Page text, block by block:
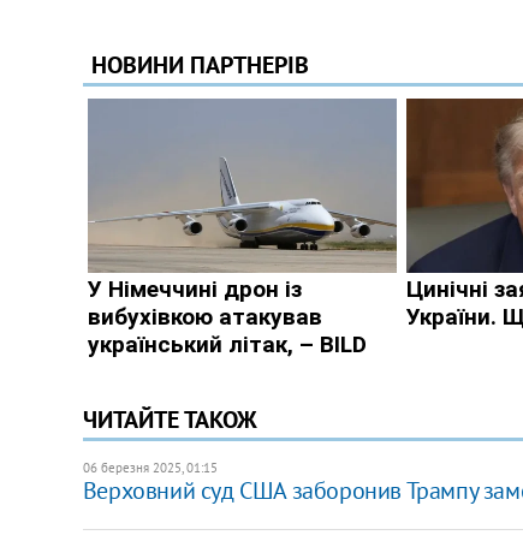
ЧИТАЙТЕ ТАКОЖ
06 березня 2025, 01:15
Верховний суд США заборонив Трампу